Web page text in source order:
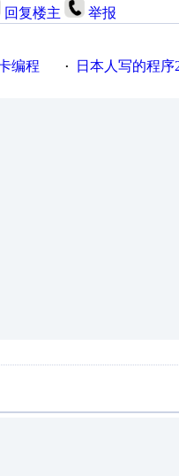
回复楼主 举报
编程 · 日本人写的程序